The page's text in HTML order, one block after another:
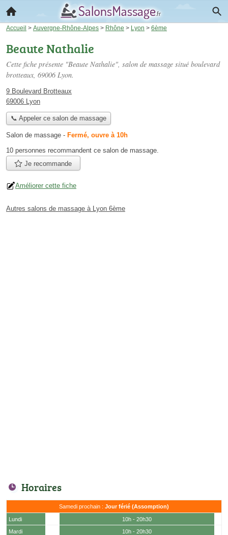
Accueil > Auvergne-Rhône-Alpes > Rhône > Lyon > 6ème
Beaute Nathalie
Cette fiche présente "Beaute Nathalie", salon de massage situé boulevard
brotteaux, 69006 Lyon.
9 Boulevard Brotteaux
69006 Lyon
📞 Appeler ce salon de massage
Salon de massage - Fermé, ouvre à 10h
10 personnes recommandent ce salon de massage.
Je recommande
Améliorer cette fiche
Autres salons de massage à Lyon 6ème
Horaires
Samedi prochain : Jour férié (Assomption)
Lundi
10h - 20h30
Mardi
10h - 20h30